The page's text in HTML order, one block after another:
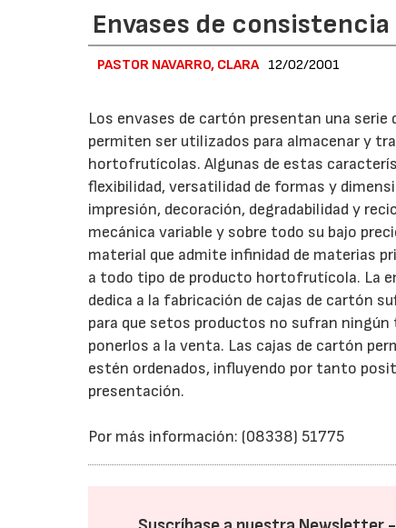
Envases de
PASTOR NAVARRO, CLARA 12/02/2001
Los envases de cartón presentan una serie
permiten ser utilizados para almacenar y
hortofrutícolas. Algunas de estas
flexibilidad, versatilidad de formas y
impresión, decoración, degradabilidad y
mecánica variable y sobre todo su bajo
material que admite infinidad de materias
a todo tipo de producto hortofrutícola. La
dedica a la fabricación de cajas de cartón
para que setos productos no sufran ningún
ponerlos a la venta. Las cajas de cartón
estén ordenados, influyendo por tanto
presentación.
Por más información: (08338) 51775